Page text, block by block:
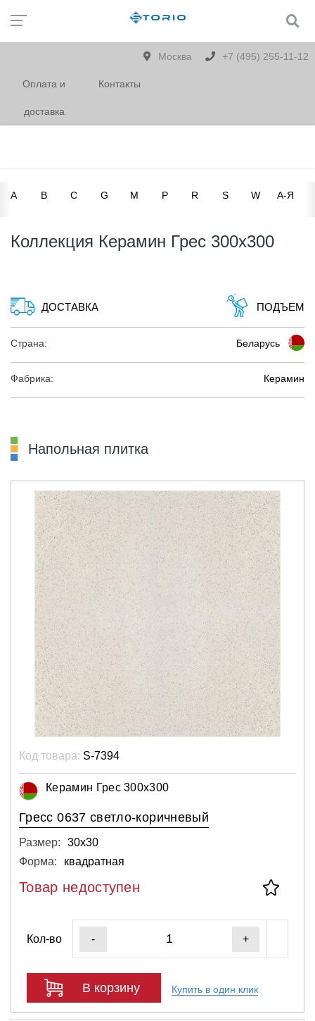
Москва +7 (495) 255-11-12
Оплата и
доставка
Контакты
A B C G M P R S W А-Я
Коллекция Керамин Грес 300х300
ДОСТАВКА ПОДЪЕМ
Страна: Беларусь
Фабрика: Керамин
Напольная плитка
Код товара: S-7394
Керамин Грес 300х300
Гресс 0637 светло-коричневый
Размер:
30х30
Форма:
квадратная
Товар недоступен
Кол-во - +
В корзину Купить в один клик